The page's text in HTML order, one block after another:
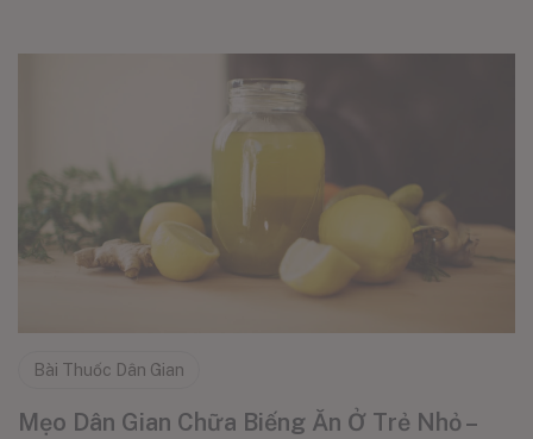
Bài Thuốc Dân Gian
Mẹo Dân Gian Chữa Biếng Ăn Ở Trẻ Nhỏ –